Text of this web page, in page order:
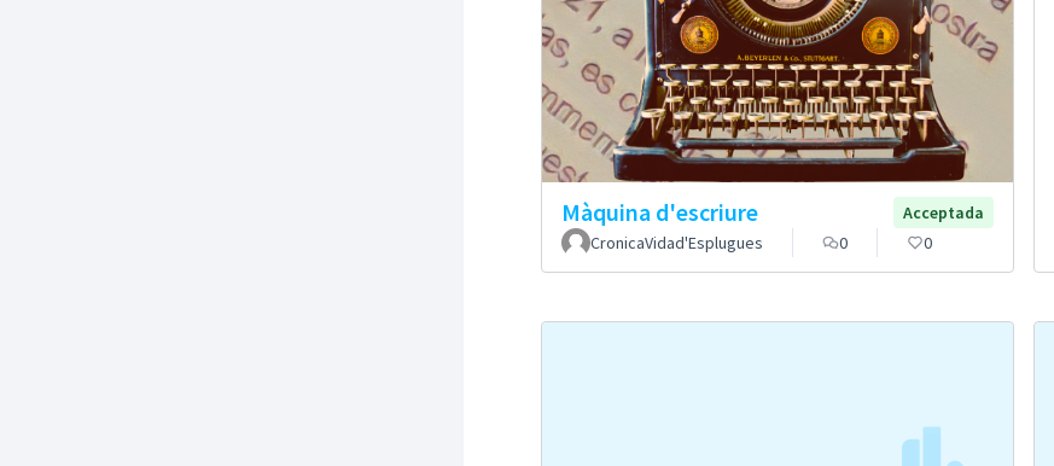
Màquina d'escriure
Acceptada
CronicaVidad'Esplugues
0 0